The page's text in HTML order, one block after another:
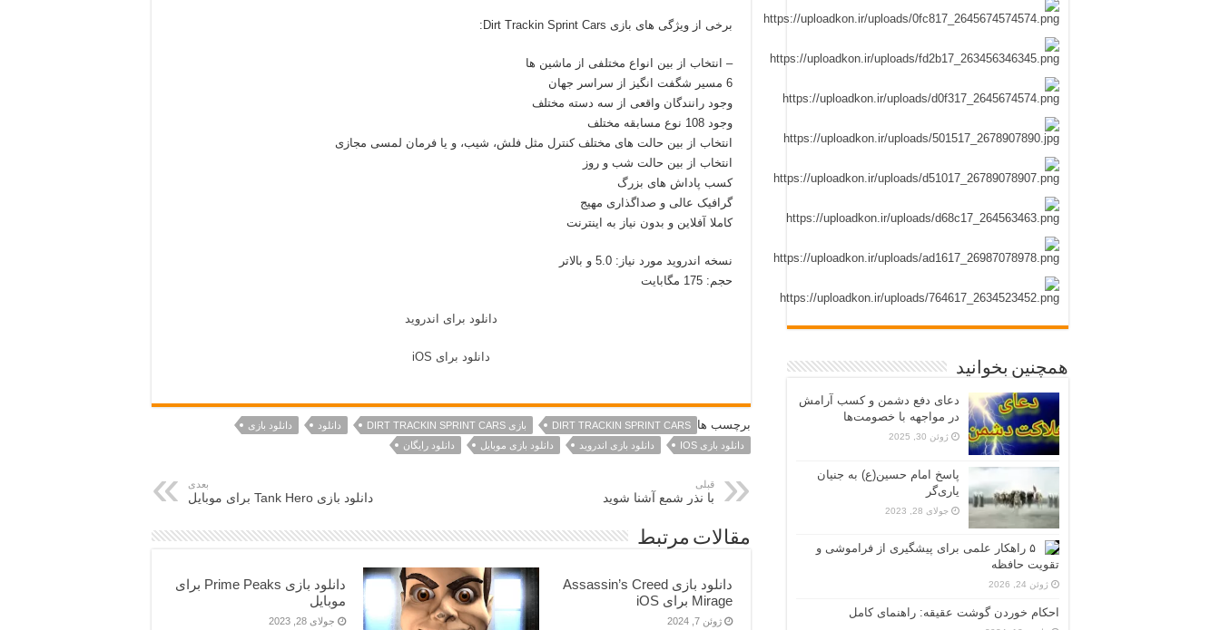
برخی از ویژگی های بازی Dirt Trackin Sprint Cars:
– انتخاب از بین انواع مختلفی از ماشین ها
6 مسیر شگفت انگیز از سراسر جهان
وجود رانندگان واقعی از سه دسته مختلف
وجود 108 نوع مسابقه مختلف
انتخاب از بین حالت های مختلف کنترل مثل فلش، شیب، و یا فرمان لمسی مجازی
انتخاب از بین حالت شب و روز
کسب پاداش های بزرگ
گرافیک عالی و صداگذاری مهیج
کاملا آفلاین و بدون نیاز به اینترنت
نسخه اندروید مورد نیاز: 5.0 و بالاتر
حجم: 175 مگابایت
دانلود برای اندروید
دانلود برای iOS
برچسب ها DIRT TRACKIN SPRINT CARS بازی DIRT TRACKIN SPRINT CARS دانلود
دانلود بازی
دانلود بازی IOS
دانلود بازی اندروید دانلود بازی موبایل دانلود رایگان
قبلی
با نذر شمع آشنا شوید
بعدی
دانلود بازی Tank Hero برای موبایل
مقالات مرتبط
دانلود بازی Assassin’s Creed
Mirage برای iOS
ژوئن 7, 2024
دانلود بازی Prime Peaks برای
موبایل
جولای 28, 2023
همچنین بخوانید
دعای دفع دشمن و کسب آرامش
در مواجهه با خصومت‌ها
ژوئن 30, 2025
پاسخ امام حسین(ع) به جنیان
یاری‌گر
جولای 28, 2023
۵ راهکار علمی برای پیشگیری از فراموشی و
تقویت حافظه
ژوئن 24, 2026
احکام خوردن گوشت عقیقه: راهنمای کامل